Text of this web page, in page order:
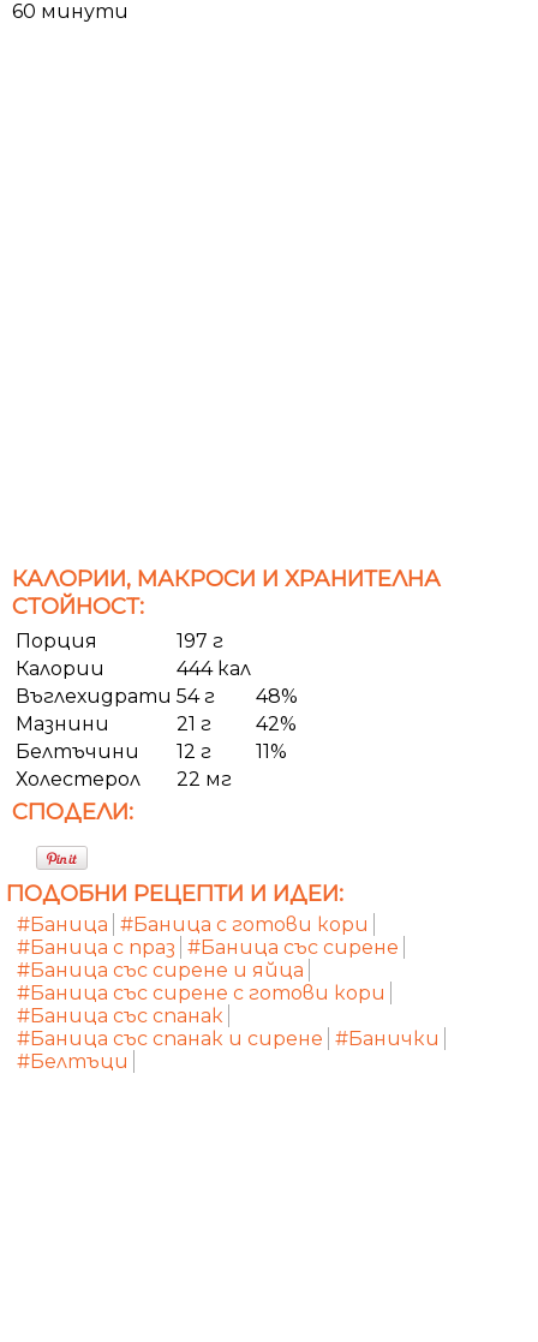
60 минути
КАЛОРИИ, МАКРОСИ И ХРАНИТЕЛНА
СТОЙНОСТ:
Порция
197 г
Калории
444 кал
Въглехидрати 54 г
48%
Мазнини
21 г
42%
Белтъчини
12 г
11%
Холестерол
22 мг
СПОДЕЛИ:
ПОДОБНИ РЕЦЕПТИ И ИДЕИ:
#Баница #Баница с готови кори
#Баница с праз #Баница със сирене
#Баница със сирене и яйца
#Баница със сирене с готови кори
#Баница със спанак
#Баница със спанак и сирене #Банички
#Белтъци